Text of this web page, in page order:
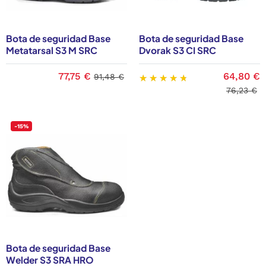
Bota de seguridad Base
Metatarsal S3 M SRC
77,75 € 91,48 €
Bota de seguridad Base
Dvorak S3 CI SRC
64,80 €
76,23 €
-15%
Bota de seguridad Base
Welder S3 SRA HRO